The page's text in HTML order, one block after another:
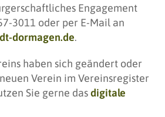
Engagement
3011 oder per E-Mail an
dormagen.de.
haben sich geändert oder
Verein im Vereinsregister
Sie gerne dasdigitale